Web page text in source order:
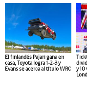
El finlandés Pajari gana en
casa, Toyota logra 1-2-3 y
Evans se acerca al título WRC
y 10